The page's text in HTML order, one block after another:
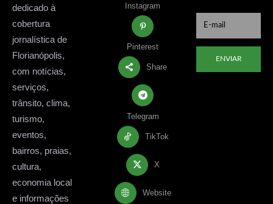
dedicado à
cobertura
jornalística de
Florianópolis,
com notícias,
serviços,
trânsito, clima,
turismo,
eventos,
bairros, praias,
cultura,
economia local
e informações
Instagram
Pinterest
Share
Telegram
TikTok
X
Website
ENVIAR